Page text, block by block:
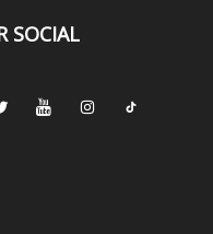
SOCIAL